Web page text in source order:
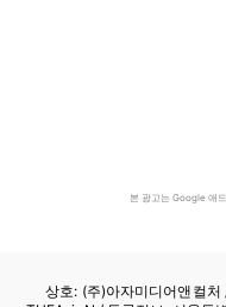
본 광고는 Google 애
상호: (주)아자미디어앤컬